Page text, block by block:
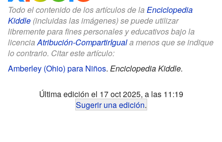
Todo el contenido de los artículos de la Enciclopedia
Kiddle (incluidas las imágenes) se puede utilizar
libremente para fines personales y educativos bajo la
licenciaAtribución-CompartirIguala menos que se indique
lo contrario. Citar este artículo:
Amberley (Ohio) para Niños. Enciclopedia Kiddle.
Última edición el 17 oct 2025, a las 11:19
Sugerir una edición.